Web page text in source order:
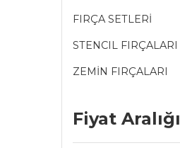
FIRÇA SETLERİ
STENCIL FIRÇALARI
ZEMİN FIRÇALARI
Fiyat Aralığı